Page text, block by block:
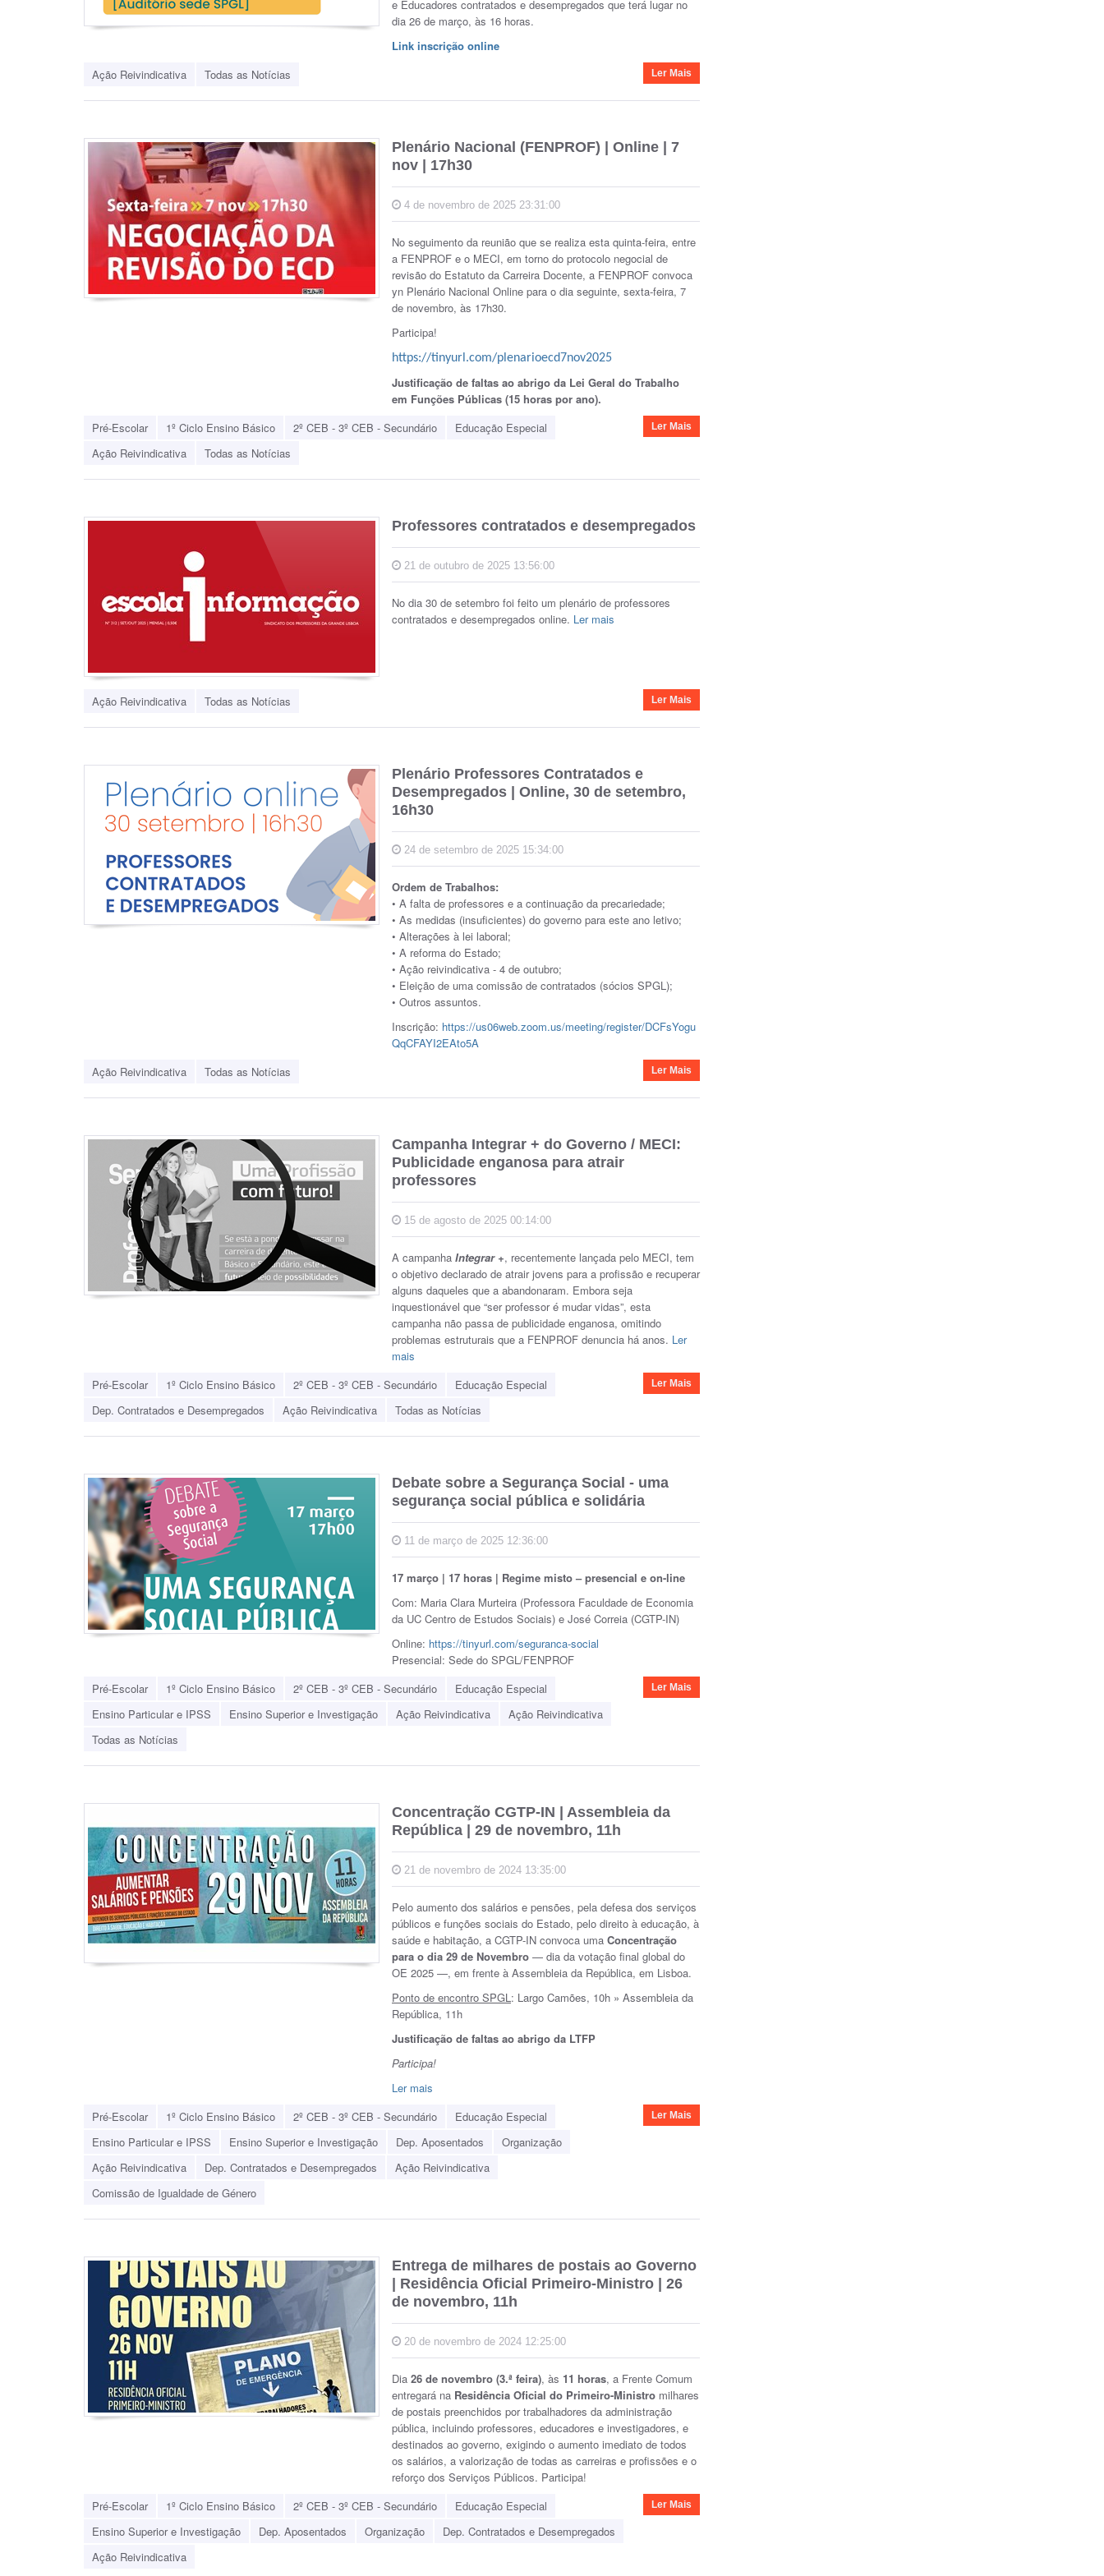
e Educadores contratados e desempregados que terá lugar no
dia 26 de março, às 16 horas.
Link inscrição online
Ação Reivindicativa
Todas as Notícias Ler Mais
Plenário Nacional (FENPROF) | Online | 7
nov | 17h30
4 de novembro de 2025 23:31:00
No seguimento da reunião que se realiza esta quinta-feira, entre
a FENPROF e o MECI, em torno do protocolo negocial de
revisão do Estatuto da Carreira Docente, a FENPROF convoca
yn Plenário Nacional Online para o dia seguinte, sexta-feira, 7
de novembro, às 17h30.
Participa!
https://tinyurl.com/plenarioecd7nov2025
Justificação de faltas ao abrigo da Lei Geral do Trabalho
em Funções Públicas (15 horas por ano).
Pré-Escolar
1º Ciclo Ensino Básico 2º CEB - 3º CEB - Secundário
Educação Especial
Ação Reivindicativa
Todas as Notícias
Ler Mais
Professores contratados e desempregados
21 de outubro de 2025 13:56:00
No dia 30 de setembro foi feito um plenário de professores
contratados e desempregados online. Ler mais
Ação Reivindicativa Todas as Notícias Ler Mais
Plenário Professores Contratados e
Desempregados | Online, 30 de setembro,
16h30
24 de setembro de 2025 15:34:00
Ordem de Trabalhos:
• A falta de professores e a continuação da precariedade;
• As medidas (insuficientes) do governo para este ano letivo;
• Alterações à lei laboral;
• A reforma do Estado;
• Ação reivindicativa - 4 de outubro;
• Eleição de uma comissão de contratados (sócios SPGL);
• Outros assuntos.
Inscrição: https://us06web.zoom.us/meeting/register/DCFsYogu
QqCFAYI2EAto5A
Ação Reivindicativa
Todas as Notícias Ler Mais
Campanha Integrar + do Governo / MECI:
Publicidade enganosa para atrair
professores
15 de agosto de 2025 00:14:00
A campanha Integrar +, recentemente lançada pelo MECI, tem
o objetivo declarado de atrair jovens para a profissão e recuperar
alguns daqueles que a abandonaram. Embora seja
inquestionável que “ser professor é mudar vidas”, esta
campanha não passa de publicidade enganosa, omitindo
problemas estruturais que a FENPROF denuncia há anos. Ler
mais
Pré-Escolar
1º Ciclo Ensino Básico 2º CEB - 3º CEB - Secundário
Educação Especial
Dep. Contratados e Desempregados
Ação Reivindicativa Todas as Notícias
Ler Mais
Debate sobre a Segurança Social - uma
segurança social pública e solidária
11 de março de 2025 12:36:00
17 março | 17 horas | Regime misto – presencial e on-line
Com: Maria Clara Murteira (Professora Faculdade de Economia
da UC Centro de Estudos Sociais) e José Correia (CGTP-IN)
Online: https://tinyurl.com/seguranca-social
Presencial: Sede do SPGL/FENPROF
Pré-Escolar
1º Ciclo Ensino Básico 2º CEB - 3º CEB - Secundário
Educação Especial
Ensino Particular e IPSS
Ensino Superior e Investigação Ação Reivindicativa
Ação Reivindicativa
Todas as Notícias
Ler Mais
Concentração CGTP-IN | Assembleia da
República | 29 de novembro, 11h
21 de novembro de 2024 13:35:00
Pelo aumento dos salários e pensões, pela defesa dos serviços
públicos e funções sociais do Estado, pelo direito à educação, à
saúde e habitação, a CGTP-IN convoca uma Concentração
para o dia 29 de Novembro — dia da votação final global do
OE 2025 —, em frente à Assembleia da República, em Lisboa.
Ponto de encontro SPGL: Largo Camões, 10h » Assembleia da
República, 11h
Justificação de faltas ao abrigo da LTFP
Participa!
Ler mais
Pré-Escolar
1º Ciclo Ensino Básico 2º CEB - 3º CEB - Secundário
Educação Especial
Ensino Particular e IPSS
Ensino Superior e Investigação Dep. Aposentados
Organização
Ação Reivindicativa
Dep. Contratados e Desempregados
Ação Reivindicativa
Comissão de Igualdade de Género
Ler Mais
Entrega de milhares de postais ao Governo
| Residência Oficial Primeiro-Ministro | 26
de novembro, 11h
20 de novembro de 2024 12:25:00
Dia 26 de novembro (3.ª feira), às 11 horas, a Frente Comum
entregará na Residência Oficial do Primeiro-Ministro milhares
de postais preenchidos por trabalhadores da administração
pública, incluindo professores, educadores e investigadores, e
destinados ao governo, exigindo o aumento imediato de todos
os salários, a valorização de todas as carreiras e profissões e o
reforço dos Serviços Públicos. Participa!
Pré-Escolar
1º Ciclo Ensino Básico 2º CEB - 3º CEB - Secundário
Educação Especial
Ensino Superior e Investigação
Dep. Aposentados Organização
Dep. Contratados e Desempregados
Ação Reivindicativa
Ler Mais